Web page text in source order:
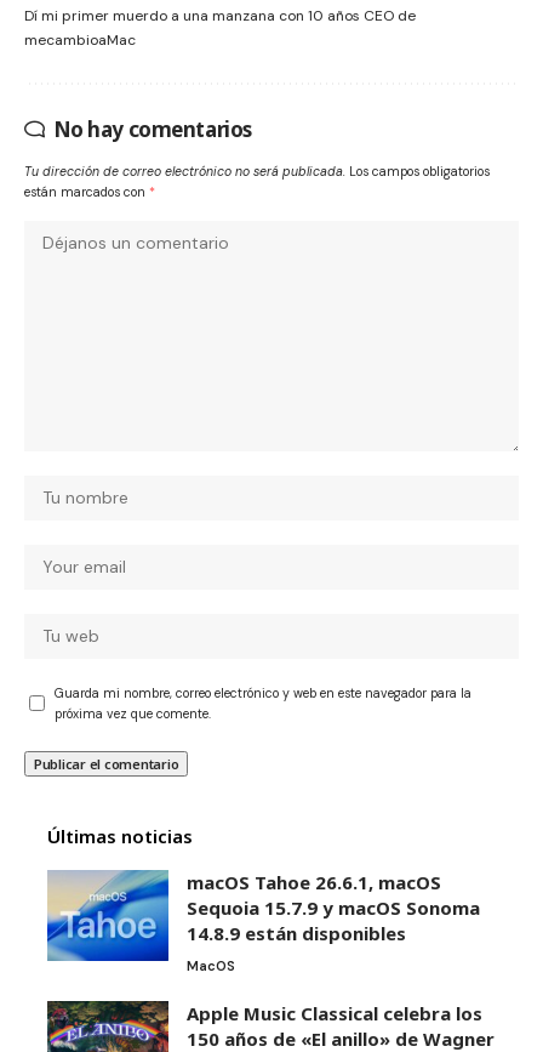
Dí mi primer muerdo a una manzana con 10 años CEO de
mecambioaMac
No hay comentarios
Tu dirección de correo electrónico no será publicada. Los campos obligatorios
están marcados con *
Guarda mi nombre, correo electrónico y web en este navegador para la
próxima vez que comente.
Últimas noticias
macOS Tahoe 26.6.1, macOS
Sequoia 15.7.9 y macOS Sonoma
14.8.9 están disponibles
MacOS
Apple Music Classical celebra los
150 años de «El anillo» de Wagner